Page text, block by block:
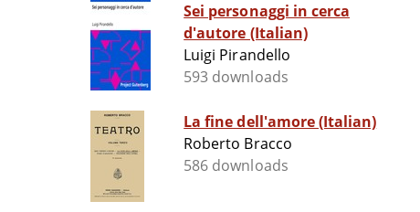
Sei personaggi in cerca
d'autore (Italian)
Luigi Pirandello
593 downloads
La fine dell'amore (Italian)
Roberto Bracco
586 downloads